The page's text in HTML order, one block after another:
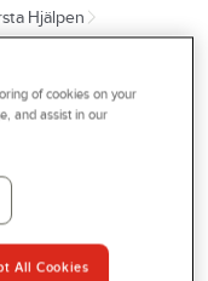
Hjälpen
MIX
of cookies on your
and assist in our
All Cookies